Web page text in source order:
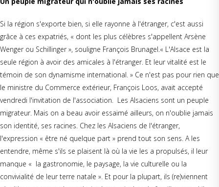
Si la région s'exporte bien, si elle rayonne à l'étranger, c'est aussi
grâce à ces expatriés, « dont les plus célèbres s'appellent Arsène
Wenger ou Schillinger », souligne François Brunagel.« L'Alsace est la
seule région à avoir des amicales à l'étranger. Et leur vitalité est le
témoin de son dynamisme international. » Ce n'est pas pour rien que
le ministre du Commerce extérieur, François Loos, avait accepté
vendredi l'invitation de l'association. Les Alsaciens sont un peuple
migrateur. Mais on a beau avoir essaimé ailleurs, on n'oublie jamais
son identité, ses racines. Chez les Alsaciens de l'étranger,
l'expression « être né quelque part » prend tout son sens. A les
entendre, même s'ils se plaisent là où la vie les a propulsés, il leur
manque « la gastronomie, le paysage, la vie culturelle ou la
convivialité de leur terre natale ». Et pour la plupart, ils (re)viennent